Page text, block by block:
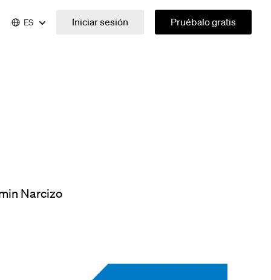
ES Iniciar sesión Pruébalo gratis
Narcizo